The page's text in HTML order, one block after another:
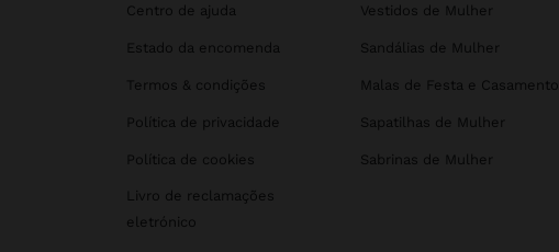
Centro de ajuda
Estado da encomenda
Termos & condições
Política de privacidade
Política de cookies
Livro de reclamações
eletrónico
Vestidos de Mulher
Sandálias de Mulher
Malas de Festa e Casamento
Sapatilhas de Mulher
Sabrinas de Mulher